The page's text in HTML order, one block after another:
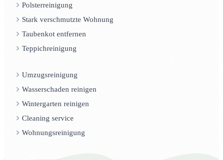
Polsterreinigung
Stark verschmutzte Wohnung
Taubenkot entfernen
Teppichreinigung
Umzugsreinigung
Wasserschaden reinigen
Wintergarten reinigen
Cleaning service
Wohnungsreinigung